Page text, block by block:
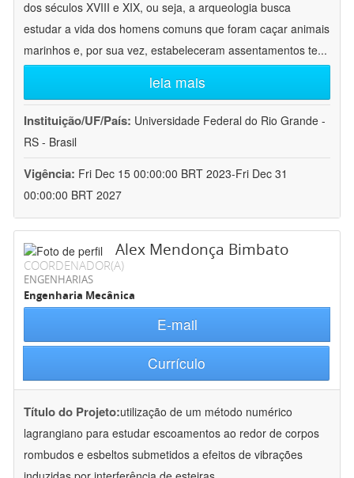
dos séculos XVIII e XIX, ou seja, a arqueologia busca
estudar a vida dos homens comuns que foram caçar animais
marinhos e, por sua vez, estabeleceram assentamentos te...
leia mais
Instituição/UF/País: Universidade Federal do Rio Grande -
RS - Brasil
Vigência: Fri Dec 15 00:00:00 BRT 2023-Fri Dec 31
00:00:00 BRT 2027
Alex Mendonça Bimbato
COORDENADOR(A)
ENGENHARIAS
Engenharia Mecânica
E-mail
Currículo
Título do Projeto:utilização de um método numérico
lagrangiano para estudar escoamentos ao redor de corpos
rombudos e esbeltos submetidos a efeitos de vibrações